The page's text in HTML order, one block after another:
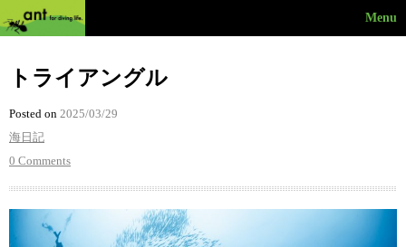
Menu
トライアングル
Posted on 2025/03/29
海日記
0 Comments